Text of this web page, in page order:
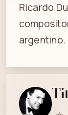
Ricardo
argentino.